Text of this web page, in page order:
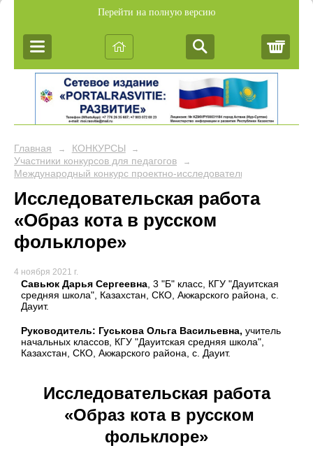
Перейти на полную версию
Главная → КОНКУРСЫ →
Участники конкурсов для педагогов →
Международный конкурс проектно-исследовательских работ
Исследовательская работа
«Образ кота в русском
фольклоре»
4 ноября 2021 г.
Савьюк Дарья Сергеевна, 3 "Б" класс, КГУ "Дауитская
средняя школа", Казахстан, СКО, Акжарского района, с.
Дауит.
Руководитель: Гуськова Ольга Васильевна, учитель
начальных классов, КГУ "Дауитская средняя школа",
Казахстан, СКО, Акжарского района, с. Дауит.
Исследовательская работа
«Образ кота в русском
фольклоре»